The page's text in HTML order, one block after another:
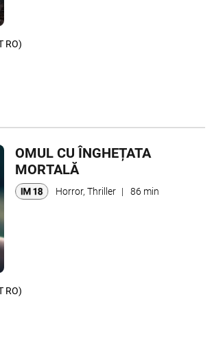
RO)
OMUL CU ÎNGHEȚATA
MORTALĂ
Horror, Thriller | 86 min
RO)